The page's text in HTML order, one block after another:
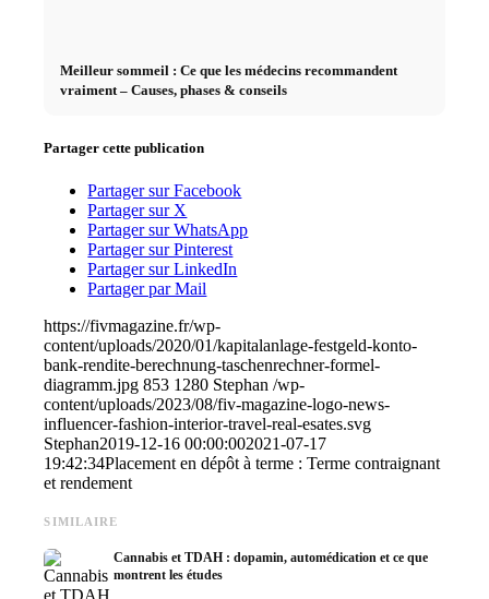
Meilleur sommeil : Ce que les médecins recommandent
vraiment – Causes, phases & conseils
Partager cette publication
Partager sur Facebook
Partager sur X
Partager sur WhatsApp
Partager sur Pinterest
Partager sur LinkedIn
Partager par Mail
https://fivmagazine.fr/wp-
content/uploads/2020/01/kapitalanlage-festgeld-konto-
bank-rendite-berechnung-taschenrechner-formel-
diagramm.jpg 853 1280 Stephan /wp-
content/uploads/2023/08/fiv-magazine-logo-news-
influencer-fashion-interior-travel-real-esates.svg
Stephan2019-12-16 00:00:002021-07-17
19:42:34Placement en dépôt à terme : Terme contraignant
et rendement
SIMILAIRE
Cannabis et TDAH : dopamin, automédication et ce que
montrent les études